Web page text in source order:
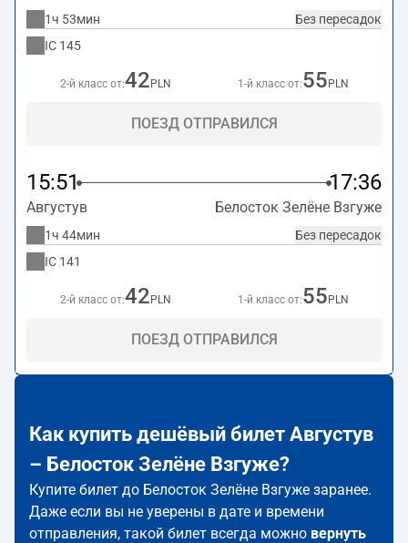
Без пересадок
1ч 53мин
IC 145
2-й класс от:42 PLN 1-й класс от:55 PLN
ПОЕЗД ОТПРАВИЛСЯ
15:51 17:36
Августув Белосток Зелёне Взгуже
Без пересадок
1ч 44мин
IC 141
2-й класс от:42 PLN 1-й класс от:55 PLN
ПОЕЗД ОТПРАВИЛСЯ
Как купить дешёвый билет Августув
– Белосток Зелёне Взгуже?
Купите билет до Белосток Зелёне Взгуже заранее.
Даже если вы не уверены в дате и времени
отправления, такой билет всегда можно вернуть